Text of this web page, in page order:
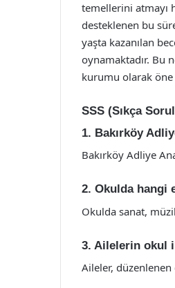
temellerini atmayı
desteklenen bu
yaşta kazanılan
oynamaktadır. Bu
kurumu olarak öne
SSS (Sıkça
1. Bakırköy
Bakırköy Adliye
2. Okulda hangi
Okulda sanat,
3. Ailelerin okul
Aileler,